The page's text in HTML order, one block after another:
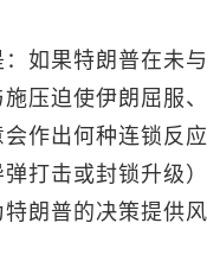
如果特朗普在未
压迫使伊朗屈服
作出何种连锁反
打击或封锁升级
朗普的决策提供